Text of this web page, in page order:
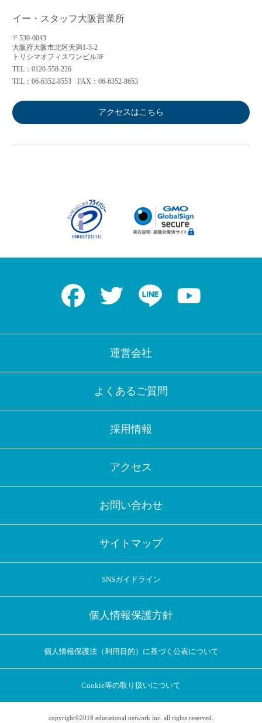
イー・スタッフ大阪営業所
〒530-0043
大阪府大阪市北区天満1-5-2
トリシマオフィスワンビル3F
TEL：0120-558-226
TEL：06-6352-8553
FAX：06-6352-8653
アクセスはこちら
Facebook Twitter LINE
運営会社
よくあるご質問
採用情報
アクセス
お問い合わせ
サイトマップ
SNSガイドライン
個人情報保護方針
個人情報保護法（利用目的）に基づく公表について
Cookie等の取り扱いについて
copyright©2018 educational network inc. all rights reserved.